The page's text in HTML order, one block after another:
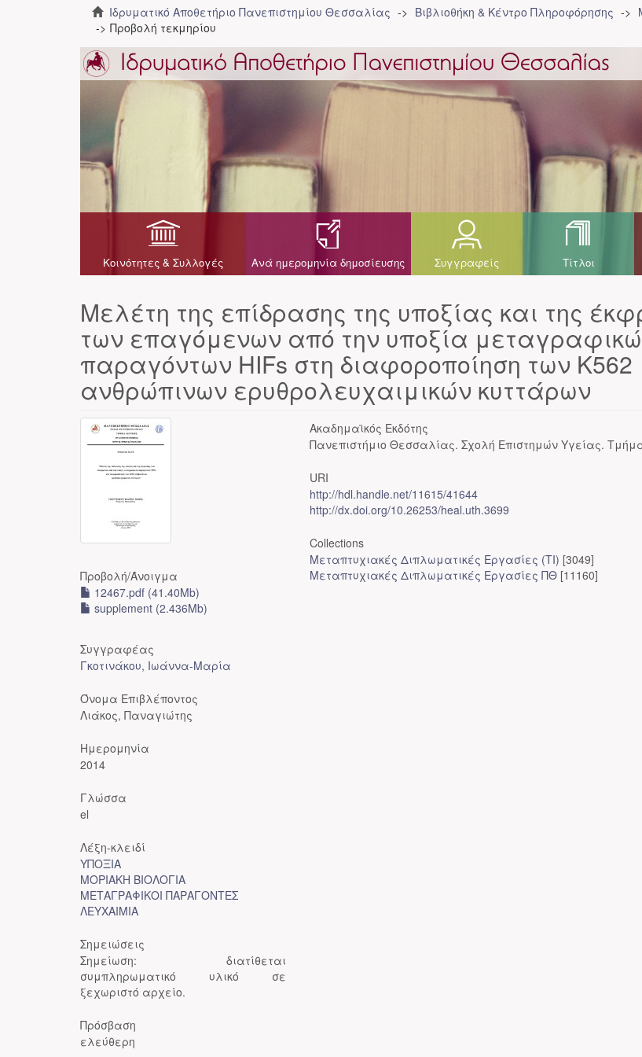
Ιδρυματικό Αποθετήριο Πανεπιστημίου Θεσσαλίας Βιβλιοθήκη & Κέντρο Πληροφόρησης
Προβολή τεκμηρίου
Κοινότητες & Συλλογές Ανά ημερομηνία δημοσίευσης Συγγραφείς Τίτλοι
Μελέτη της επίδρασης της υποξίας και της
των επαγόμενων από την υποξία
παραγόντων HIFs στη διαφοροποίηση των Κ562
ανθρώπινων ερυθρολευχαιμικών κυττάρων
Προβολή/Άνοιγμα
12467.pdf (41.40Mb)
supplement (2.436Mb)
Συγγραφέας
Γκοτινάκου, Ιωάννα-Μαρία
Όνομα Επιβλέποντος
Λιάκος, Παναγιώτης
Ημερομηνία
2014
Γλώσσα
el
Λέξη-κλειδί
ΥΠΟΞΙΑ
ΜΟΡΙΑΚΗ ΒΙΟΛΟΓΙΑ
ΜΕΤΑΓΡΑΦΙΚΟΙ ΠΑΡΑΓΟΝΤΕΣ
ΛΕΥΧΑΙΜΙΑ
Σημειώσεις
Σημείωση: διατίθεται
συμπληρωματικό υλικό σε
ξεχωριστό αρχείο.
Πρόσβαση
ελεύθερη
Ακαδημαϊκός Εκδότης
Πανεπιστήμιο Θεσσαλίας. Σχολή Επιστημών Υγείας. Τμήμα
URI
http://hdl.handle.net/11615/41644
http://dx.doi.org/10.26253/heal.uth.3699
Collections
Μεταπτυχιακές Διπλωματικές Εργασίες (ΤΙ) [3049]
Μεταπτυχιακές Διπλωματικές Εργασίες ΠΘ [11160]